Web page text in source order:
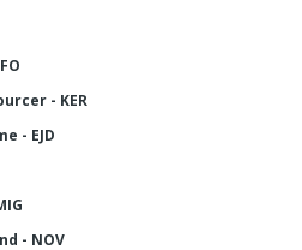
- KER
- EJD
- NOV